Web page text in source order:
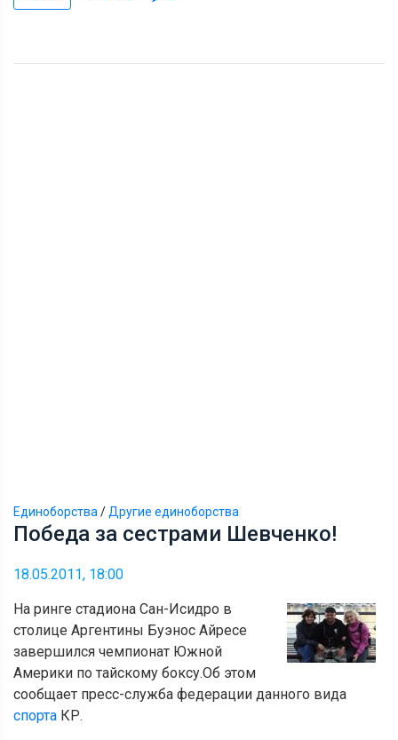
Единоборства / Другие единоборства
Победа за сестрами Шевченко!
18.05.2011, 18:00
На ринге стадиона Сан-Исидро в
столице Аргентины Буэнос Айресе
завершился чемпионат Южной
Америки по тайскому боксу.Об этом
сообщает пресс-служба федерации данного вида
спорта КР.